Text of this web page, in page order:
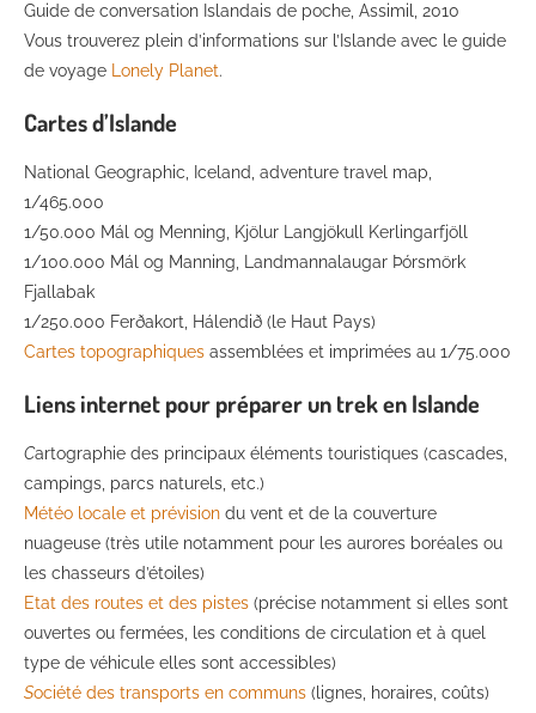
Guide de conversation Islandais de poche, Assimil, 2010
Vous trouverez plein d’informations sur l’Islande avec le guide
de voyage Lonely Planet.
Cartes d’Islande
National Geographic, Iceland, adventure travel map,
1/465.000
1/50.000 Mál og Menning, Kjölur Langjökull Kerlingarfjöll
1/100.000 Mál og Manning, Landmannalaugar Þórsmörk
Fjallabak
1/250.000 Ferðakort, Hálendið (le Haut Pays)
Cartes topographiques assemblées et imprimées au 1/75.000
Liens internet pour préparer un trek en Islande
Cartographie des principaux éléments touristiques (cascades,
campings, parcs naturels, etc.)
Météo locale et prévision du vent et de la couverture
nuageuse (très utile notamment pour les aurores boréales ou
les chasseurs d’étoiles)
Etat des routes et des pistes (précise notamment si elles sont
ouvertes ou fermées, les conditions de circulation et à quel
type de véhicule elles sont accessibles)
Société des transports en communs (lignes, horaires, coûts)